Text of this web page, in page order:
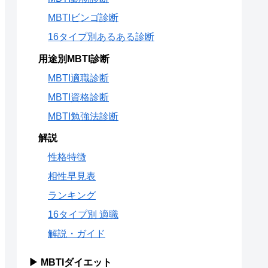
MBTIビンゴ診断
16タイプ別あるある診断
用途別MBTI診断
MBTI適職診断
MBTI資格診断
MBTI勉強法診断
解説
性格特徴
相性早見表
ランキング
16タイプ別 適職
解説・ガイド
▶ MBTIダイエット